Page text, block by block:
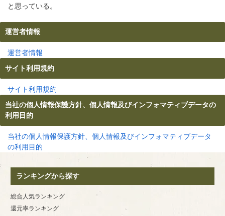
と思っている。
運営者情報
運営者情報
サイト利用規約
サイト利用規約
当社の個人情報保護方針、個人情報及びインフォマティブデータの
利用目的
当社の個人情報保護方針、個人情報及びインフォマティブデータ
の利用目的
ランキングから探す
総合人気ランキング
還元率ランキング